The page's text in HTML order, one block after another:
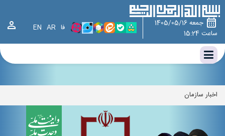
وزارت آموزش و پرورش ، سازمان پژوهش و برنامه ریزی آموزشی ، سازمان
پژوهش،چارت سازمانی سازمان پژوهش و برنامه‌ریزی آموزشی،اخبار سازمان
EN AR فا
جمعه 1405/05/16
ساعت 15:24
اخبار سازمان